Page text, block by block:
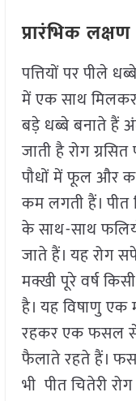
प्रारंभिक लक्षण
पत्तियों पर पीले
में एक साथ
बड़े धब्बे बनाते हैं
जाती है रोग
पौधों में फूल और
कम लगती हैं। पीत
के साथ-साथ
जाते हैं। यह रोग
मक्खी पूरे वर्ष
है। यह विषाणु
रहकर एक फसल
फैलाते रहते हैं।
भी पीत चितेरी